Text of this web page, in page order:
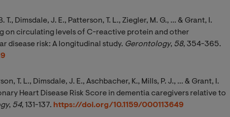
T., Dimsdale, J. E., Patterson, T. L., Ziegler, M. G., ... & Grant, I.
on circulating levels of C-reactive protein and other
disease risk: A longitudinal study. Gerontology, 58, 354-365.
T. L., Dimsdale, J. E., Aschbacher, K., Mills, P. J., ... & Grant, I.
Heart Disease Risk Score in dementia caregivers relative to
, 54, 131-137. https://doi.org/10.1159/000113649